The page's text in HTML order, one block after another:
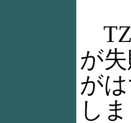
が
が
し